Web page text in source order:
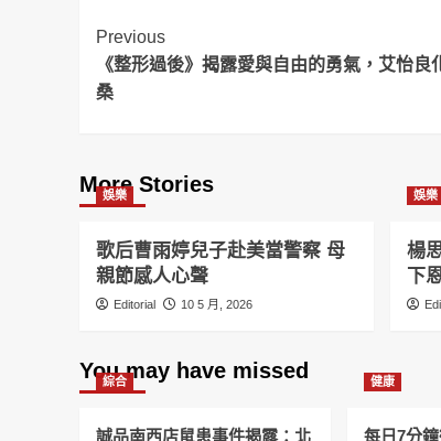
Post
Navigation
Previous
《整形過後》揭露愛與自由的勇氣，艾怡良
桑
More Stories
娛樂
歌后曹雨婷兒子赴美當警察 母
親節感人心聲
Editorial 10 5 月, 2026
娛樂
楊
下
You may have missed
綜合
誠品南西店鼠患事件揭露：北
健康
每日7分